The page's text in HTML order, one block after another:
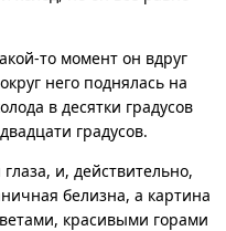
то момент он вдруг
него поднялась на
в десятки градусов
градусов.
и, действительно,
белизна, а картина
красивыми горами